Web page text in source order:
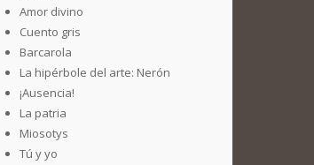
Amor divino
Cuento gris
Barcarola
La hipérbole del arte: Nerón
¡Ausencia!
La patria
Miosotys
Tú y yo